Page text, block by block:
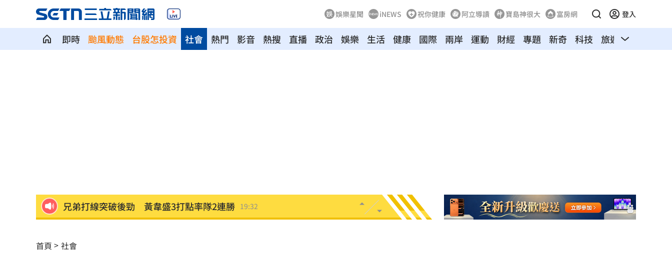
娛樂星聞 iNEWS 祝你健康 阿立導讀 寶島神很大 富房網 登入
即時 颱風動態 台股怎投資 熱門 影音 熱搜 直播 政治
社會 娛樂 生活 健康 國際 兩岸 運動 財經 專題 新奇 科技 旅遊 汽車
兄弟打線突破後勁 黃韋盛3打點率隊2連勝 19:32
99歲婆婆「月花35萬」！66歲媳無法退休
首頁 社會